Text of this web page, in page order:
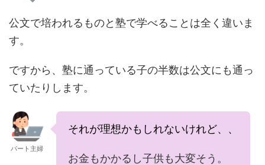
公文で培われるものと塾で学べることは全く違いま
す。
ですから、塾に通っている子の半数は公文にも通っ
ていたりします。
パート主婦
それが理想かもしれないけれど、、
お金もかかるし子供も大変そう。